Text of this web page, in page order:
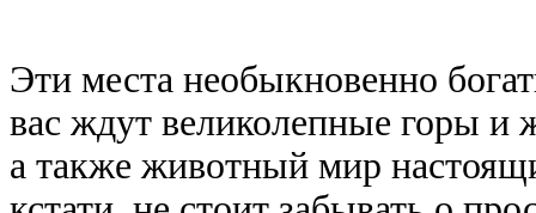
Эти места необыкновенно
вас ждут великолепные горы и
а также животный мир